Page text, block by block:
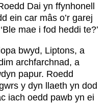
Dai yn ffynhonell
ein car mâs o’r garej
mae i fod heddi te?’
bwyd, Liptons, a
archfarchnad, a
papur. Roedd
y dyn llaeth yn dod
iach oedd pawb yn ei